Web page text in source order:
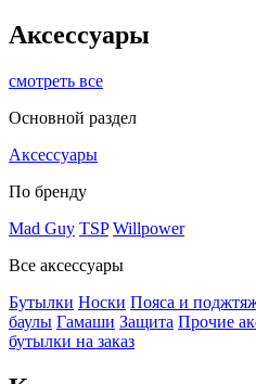
Аксессуары
смотреть все
Основной раздел
Аксессуары
По бренду
Mad Guy TSP Willpower
Все аксессуары
Бутылки Носки Пояса и
баулы Гамаши Защита Прочие
бутылки на заказ